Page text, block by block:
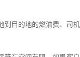
目的地的燃油费、司